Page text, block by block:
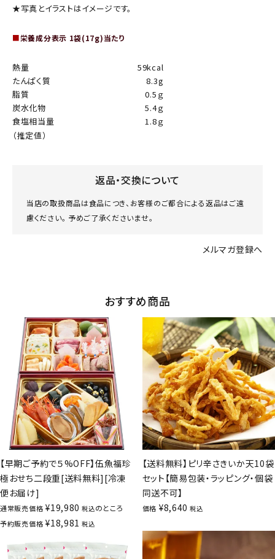
★写真とイラストはイメージです。
■栄養成分表示 1袋(17g)当たり
熱量
59kcal
たんぱく質
8.3g
脂質
0.5ｇ
炭水化物
5.4ｇ
食塩相当量
1.8ｇ
（推定値）
返品・交換について
当店の取扱商品は食品につき、お客様のご都合による返品はご遠
慮ください。 予めご了承くださいませ。
メルマガ登録へ
おすすめ商品
【早期ご予約で５%OFF】伍魚福珍
極おせち二段重[送料無料][冷凍
便お届け]
通常販売価格 ¥19,980 税込のところ
予約販売価格 ¥18,981 税込
【送料無料】ピリ辛さきいか天10袋
セット【簡易包装・ラッピング・個袋
同送不可】
価格 ¥8,640 税込